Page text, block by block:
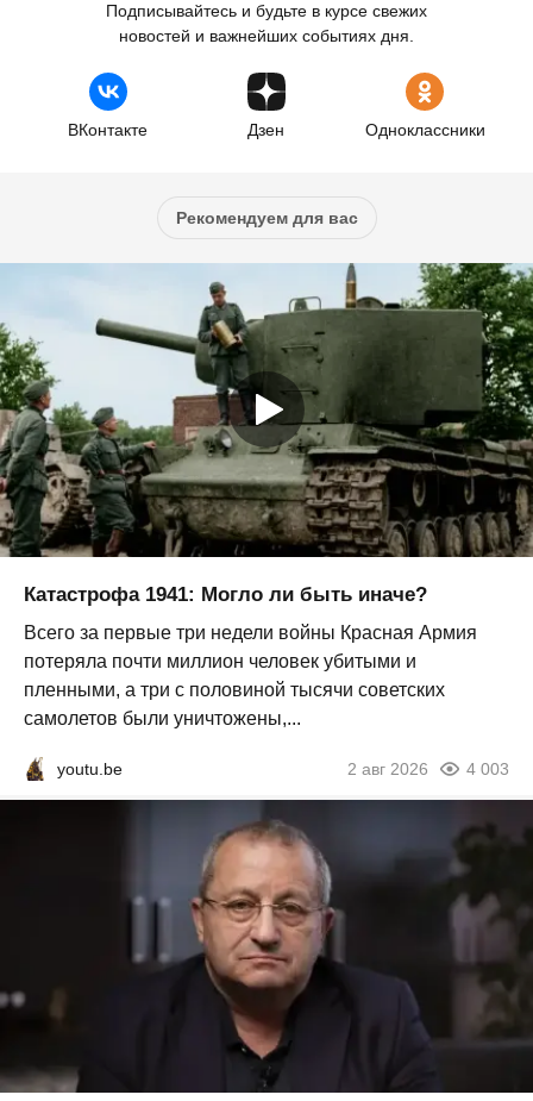
Подписывайтесь и будьте в курсе свежих
новостей и важнейших событиях дня.
ВКонтакте Дзен Одноклассники
Рекомендуем для вас
Катастрофа 1941: Могло ли быть иначе?
Всего за первые три недели войны Красная Армия
потеряла почти миллион человек убитыми и
пленными, а три с половиной тысячи советских
самолетов были уничтожены,...
youtu.be 2 авг 2026 4 003